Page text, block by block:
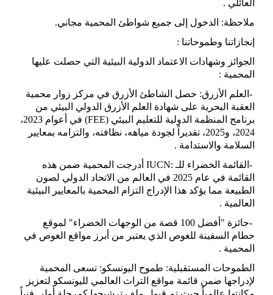
العائلي .
ملاحظة: الدخول إلى جميع شواطئ المحمية مجاني.
إنجازاتنا وطموحاتنا :
الجوائز وشهادات الاعتماد الدولية البيئية التي حصلت عليها
المحمية :
- العلم الأزرق: حصل الشاطئ الأزرق في مركز زوار محمية
العقبة البحرية على شهادة العلم الأزرق الدولي البيئي من
برنامج المنظمة الدولية للتعليم البيئي (FEE)
في أعوام 2023،
2024، و2025، تقديراً لجودة مياهه، نظافته، والتزامه بمعايير
السلامة والاستدامة .
- القائمة الخضراء للـ IUCN: أدرجت المحمية ضمن هذه
القائمة في عام 2025 في العالم من الاتحاد الدولي لصون
الطبيعة مما يؤكد هذا الإدراج التزام المحمية بالمعايير البيئية
العالمية .
-
جائزة "أفضل 100 قصة من الوجهات الخضراء" لموقع
حطام السفينة للغوص الذي يعتبر من أبرز مواقع الغوص في
المحمية .
الطموحات المستقبلية: طموح اليونسكو: تسعى المحمية
لإدراجها ضمن قائمة مواقع التراث العالمي لليونسكو لتعزيز